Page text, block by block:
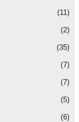
(11)
(2)
(35)
(7)
(7)
(5)
(6)